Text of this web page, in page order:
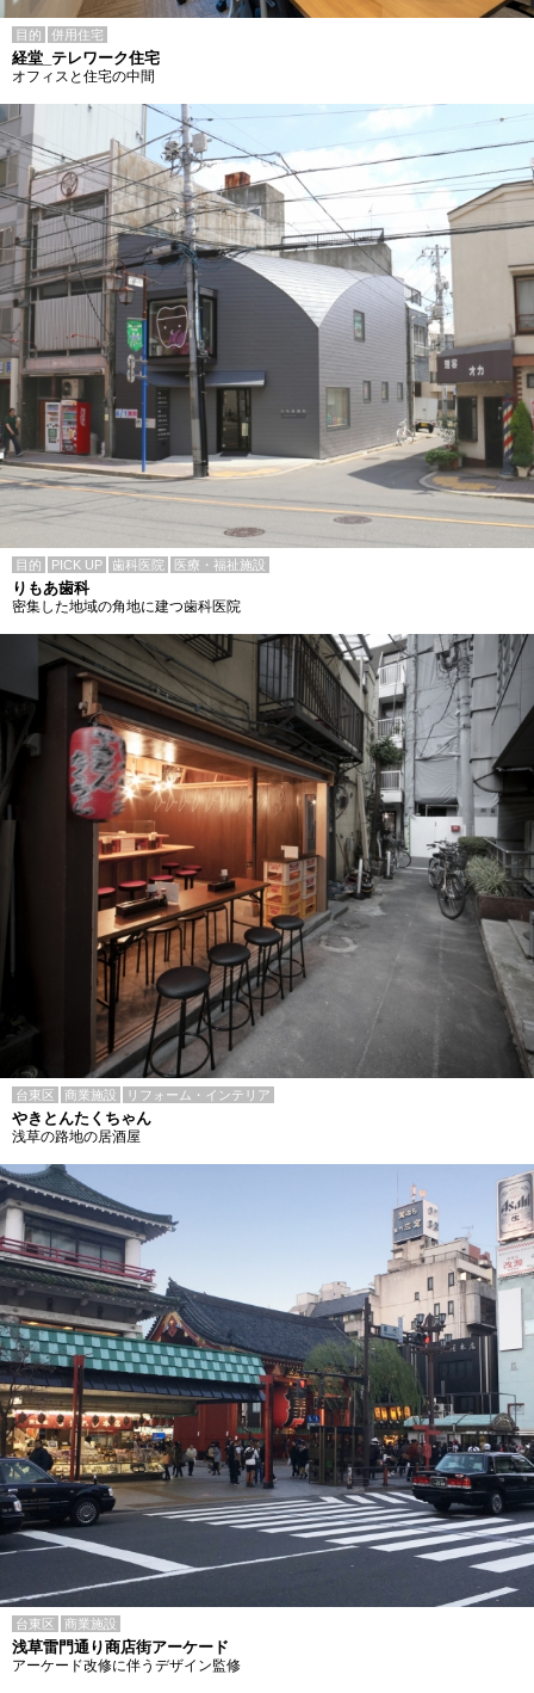
目的 併用住宅
経堂_テレワーク住宅
オフィスと住宅の中間
目的 PICK UP 歯科医院 医療・福祉施設
りもあ歯科
密集した地域の角地に建つ歯科医院
台東区 商業施設 リフォーム・インテリア
やきとんたくちゃん
浅草の路地の居酒屋
台東区 商業施設
浅草雷門通り商店街アーケード
アーケード改修に伴うデザイン監修